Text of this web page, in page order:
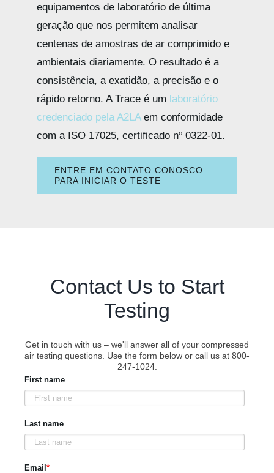
equipamentos de laboratório de última
geração que nos permitem analisar
centenas de amostras de ar comprimido e
ambientais diariamente. O resultado é a
consistência, a exatidão, a precisão e o
rápido retorno. A Trace é um laboratório
credenciado pela A2LAem conformidade
com a ISO 17025, certificado nº 0322-01.
ENTRE EM CONTATO CONOSCO
PARA INICIAR O TESTE
Contact Us to Start
Testing
Get in touch with us – we'll answer all of your compressed
air testing questions. Use the form below or call us at 800-
247-1024.
First name
Last name
Email *